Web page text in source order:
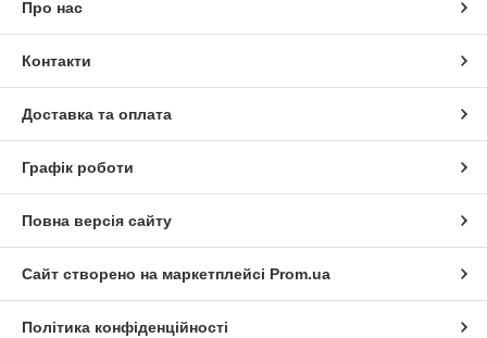
Про нас
Контакти
Доставка та оплата
Графік роботи
Повна версія сайту
Сайт створено на маркетплейсі Prom.ua
Політика конфіденційності